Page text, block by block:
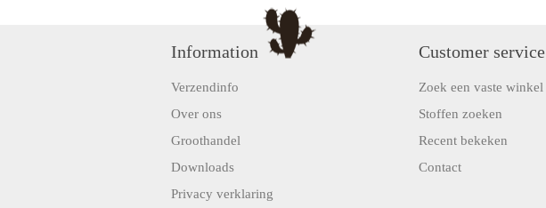
Information
Verzendinfo
Over ons
Groothandel
Downloads
Privacy verklaring
Customer service
Zoek een vaste winkel
Stoffen zoeken
Recent bekeken
Contact